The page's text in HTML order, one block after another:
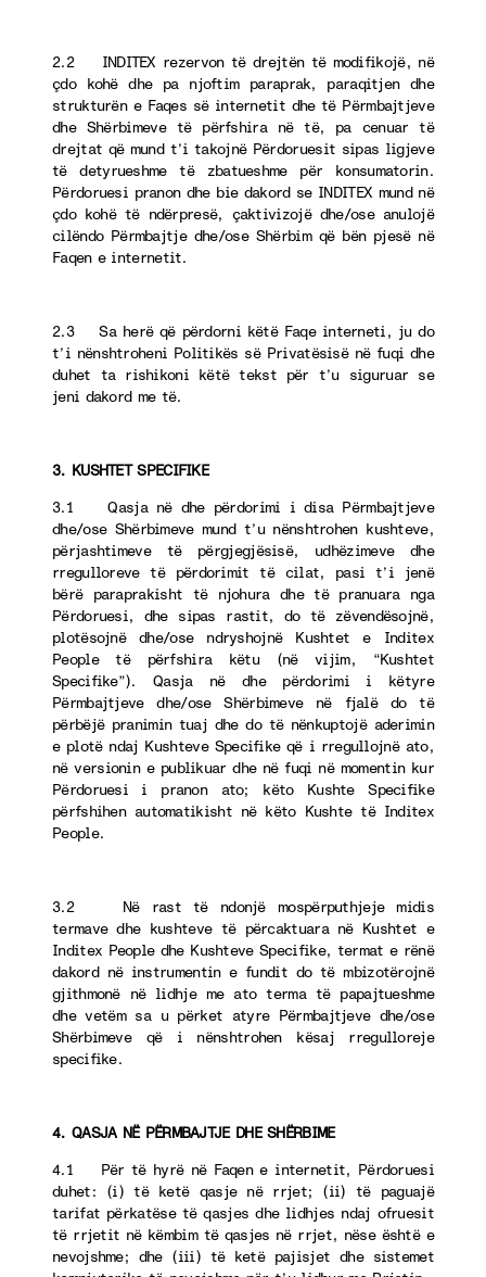
2.2 INDITEX rezervon të drejtën të modifikojë, në
çdo kohë dhe pa njoftim paraprak, paraqitjen dhe
strukturën e Faqes së internetit dhe të Përmbajtjeve
dhe Shërbimeve të përfshira në të, pa cenuar të
drejtat që mund t’i takojnë Përdoruesit sipas ligjeve
të detyrueshme të zbatueshme për konsumatorin.
Përdoruesi pranon dhe bie dakord se INDITEX mund në
çdo kohë të ndërpresë, çaktivizojë dhe/ose anulojë
cilëndo Përmbajtje dhe/ose Shërbim që bën pjesë në
Faqen e internetit.
2.3 Sa herë që përdorni këtë Faqe interneti, ju do
t’i nënshtroheni Politikës së Privatësisë në fuqi dhe
duhet ta rishikoni këtë tekst për t’u siguruar se
jeni dakord me të.
3. KUSHTET SPECIFIKE
3.1 Qasja në dhe përdorimi i disa Përmbajtjeve
dhe/ose Shërbimeve mund t’u nënshtrohen kushteve,
përjashtimeve të përgjegjësisë, udhëzimeve dhe
rregulloreve të përdorimit të cilat, pasi t’i jenë
bërë paraprakisht të njohura dhe të pranuara nga
Përdoruesi, dhe sipas rastit, do të zëvendësojnë,
plotësojnë dhe/ose ndryshojnë Kushtet e Inditex
People të përfshira këtu (në vijim, “Kushtet
Specifike”). Qasja në dhe përdorimi i këtyre
Përmbajtjeve dhe/ose Shërbimeve në fjalë do të
përbëjë pranimin tuaj dhe do të nënkuptojë aderimin
e plotë ndaj Kushteve Specifike që i rregullojnë ato,
në versionin e publikuar dhe në fuqi në momentin kur
Përdoruesi i pranon ato; këto Kushte Specifike
përfshihen automatikisht në këto Kushte të Inditex
People.
3.2 Në rast të ndonjë mospërputhjeje midis
termave dhe kushteve të përcaktuara në Kushtet e
Inditex People dhe Kushteve Specifike, termat e rënë
dakord në instrumentin e fundit do të mbizotërojnë
gjithmonë në lidhje me ato terma të papajtueshme
dhe vetëm sa u përket atyre Përmbajtjeve dhe/ose
Shërbimeve që i nënshtrohen kësaj rregulloreje
specifike.
4. QASJA NË PËRMBAJTJE DHE SHËRBIME
4.1 Për të hyrë në Faqen e internetit, Përdoruesi
duhet: (i) të ketë qasje në rrjet; (ii) të paguajë
tarifat përkatëse të qasjes dhe lidhjes ndaj ofruesit
të rrjetit në këmbim të qasjes në rrjet, nëse është e
nevojshme; dhe (iii) të ketë pajisjet dhe sistemet